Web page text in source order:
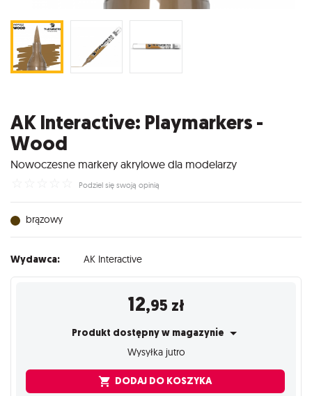
AK Interactive: Playmarkers -
Wood
Nowoczesne markery akrylowe dla modelarzy
Podziel się swoją opinią
brązowy
Wydawca: AK Interactive
12,95 zł
Produkt dostępny w magazynie
Wysyłka jutro
DODAJ DO KOSZYKA